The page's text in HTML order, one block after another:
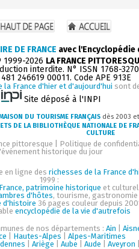
DE FRANCE avec
2026 LA FRANCE
interdite. N° ISSN 1768-
246619 00011. Code APE 913E
la France d'hier et d'aujourd'hui sont
Site déposé à l'INPI
DU TOURISME FRANÇAIS dès 2003
DE LA BIBLIOTHÈQUE NATIONALE DE
CULTURE
pittoresque
Politique de
historique du jour
en ligne des richesses de la France
1999 :
patrimoine historique et
d'hôtes, tourisme, gastronomie
d'histoire 36 pages couleur depuis
encyclopédie de la vie d'autrefois
de nos départements :Ain |
Hautes-Alpes
Alpes-Maritimes
|Ariège |Aube |Aude |Aveyron